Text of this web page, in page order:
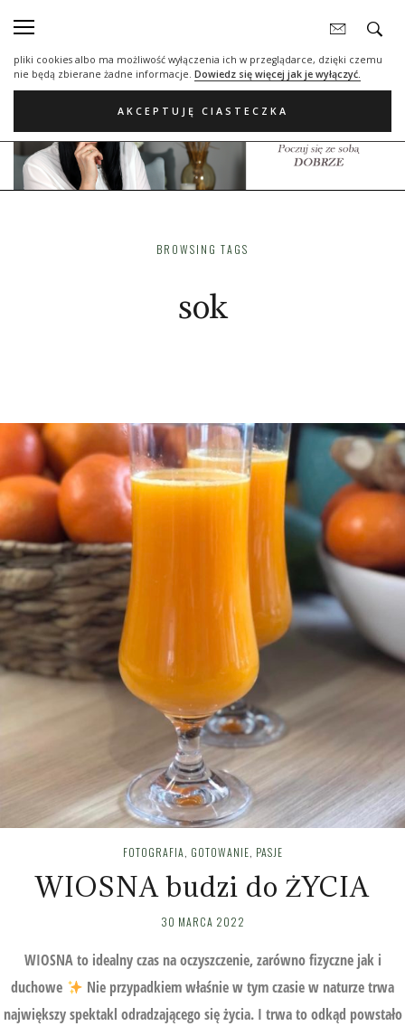
statystycznych, reklamowych oraz funkcjonalnych. Dzięki nim możemy
pliki cookies albo ma możliwość wyłączenia ich w przeglądarce, dzięki czemu
nie będą zbierane żadne informacje. Dowiedz się więcej jak je wyłączyć.
AKCEPTUJĘ CIASTECZKA
BROWSING TAGS
sok
FOTOGRAFIA, GOTOWANIE, PASJE
WIOSNA budzi do ŻYCIA
30 MARCA 2022
WIOSNA to idealny czas na oczyszczenie, zarówno fizyczne jak i
duchowe
Nie przypadkiem właśnie w tym czasie w naturze trwa
największy spektakl odradzającego się życia. I trwa to odkąd powstało